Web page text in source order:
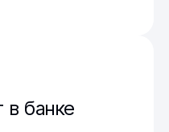
в банке